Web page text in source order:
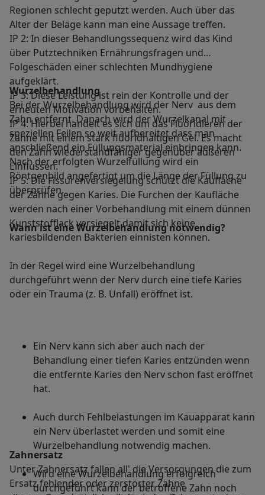
Regionen schlecht geputzt werden. Auch über das
Alter der Beläge kann man eine Aussage treffen.
IP 2: In dieser Behandlungssequenz wird das Kind
über Putztechniken Ernährungsfragen und
Folgeschäden einer schlechten Mundhygiene
aufgeklärt.
IP 3: Diese Leistung ist rein der Kontrolle und der
erneuten Motivation vorbehalten.
IP 4: Hierbei handelt es sich um das Fluoridieren der
Zähne mit einem stark fluoridhaltigen Gel. Es macht
den Zahn wiederstandfähiger gegenüber äußeren
Einflüssen.
IP 5: Die Fissurenversiegelung schützt die Kaufläche
der Zähne gegen Karies. Die Furchen der Kaufläche
werden nach einer Vorbehandlung mit einem dünnen
Kunststofflack versiegelt damit sich keine
kariesbildenden Bakterien einnisten können.
Wurzelbehandlung
Bei der Wurzelbehandlung wird der Nerv aus dem
Zahn entfernt. Danach wird der Wurzelkanal mit
speziellen Feilen so weit aufbereitet dass man
anschließend ein Füllungsmaterial einbringen kann.
Nach der erfolgten Wurzelfüllung wird ein
Röntgenbild angefertigt um die Länge der Füllung zu
überprüfen.
Wann ist eine Wurzelbehandlung notwendig?
In der Regel wird eine Wurzelbehandlung
durchgeführt wenn der Nerv durch eine tiefe Karies
oder ein Trauma (z. B. Unfall) eröffnet ist.
Ein Nerv kann sich aber auch nach der
Behandlung einer tiefen Karies entzünden wenn
die entfernte Karies den Nerv schon fast eröffnet
hat.
Auch durch Fehlbelastungen im Kauapparat kann
ein Nerv überlastet werden und somit eine
Wurzelbehandlung notwendig machen.
Wird eine Wurzelbehandlung erfolgreich
durchgeführt kann der betroffene Zahn noch
Zahnersatz
Unter Zahnersatz fallen all' die Versorgungen die zum
Ersatz fehlender oder zerstörter Zähne